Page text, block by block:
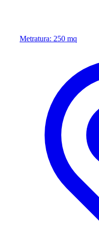
Metratura: 250 mq